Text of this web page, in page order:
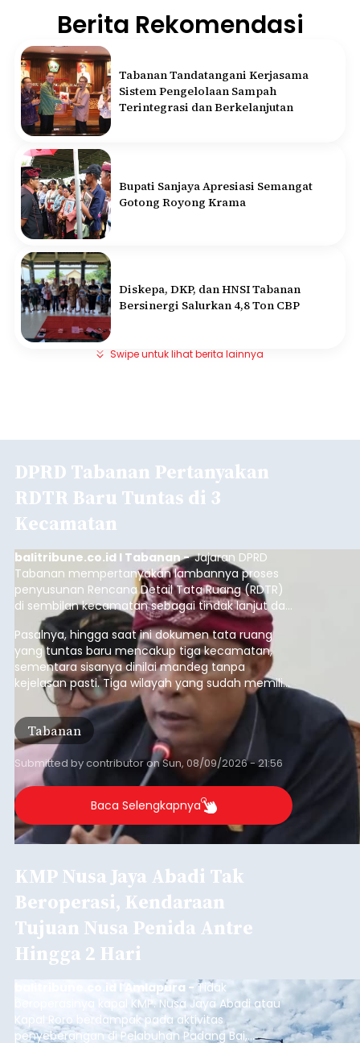
Berita Rekomendasi
Tabanan Tandatangani Kerjasama
Sistem Pengelolaan Sampah
Terintegrasi dan Berkelanjutan
Bupati Sanjaya Apresiasi Semangat
Gotong Royong Krama
Diskepa, DKP, dan HNSI Tabanan
Bersinergi Salurkan 4,8 Ton CBP
Swipe untuk lihat berita lainnya
DPRD Tabanan Pertanyakan
RDTR Baru Tuntas di 3
Kecamatan
balitribune.co.id I Tabanan -Jajaran DPRD
Tabanan mempertanyakan lambannya proses
penyusunan Rencana Detail Tata Ruang (RDTR)
di sembilan kecamatan sebagai tindak lanjut dari
pelaksanaan RTRW.
Pasalnya, hingga saat ini dokumen tata ruang
yang tuntas baru mencakup tiga kecamatan,
sementara sisanya dinilai mandeg tanpa
kejelasan pasti. Tiga wilayah yang sudah memiliki
RDTR tersebut meliputi Kecamatan Kediri,
Tabanan, dan Selemadeg Barat.
Tabanan
Submitted bycontributoronSun, 08/09/2026 - 21:56
Baca Selengkapnya
KMP Nusa Jaya Abadi Tak
Beroperasi, Kendaraan
Tujuan Nusa Penida Antre
Hingga 2 Hari
balitribune.co.id I Amlapura - Tidak
beroperasinya kapal KMP. Nusa Jaya Abadi atau
Kapal Roro berdampak pada aktivitas
penyeberangan di Pelabuhan Padang Bai,